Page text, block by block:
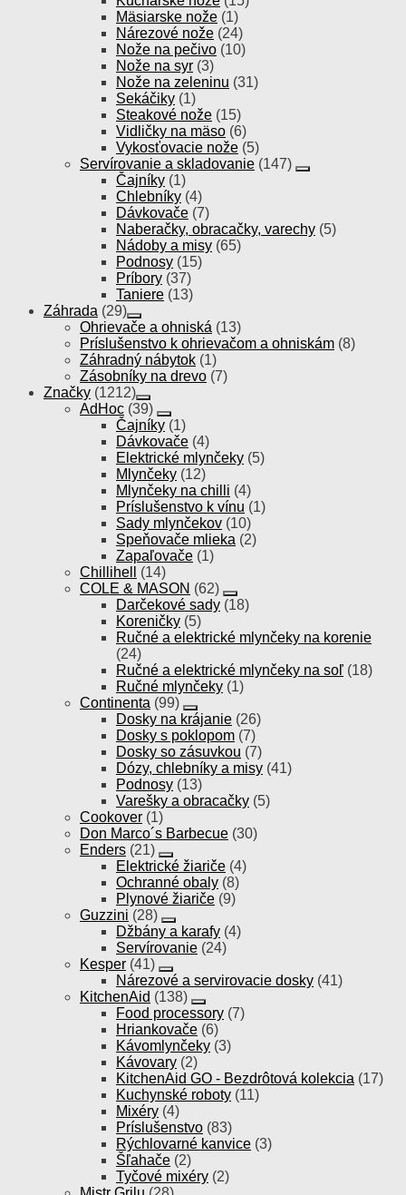
Mäsiarske nože (1)
Nárezové nože (24)
Nože na pečivo (10)
Nože na syr (3)
Nože na zeleninu (31)
Sekáčiky (1)
Steakové nože (15)
Vidličky na mäso (6)
Vykosťovacie nože (5)
Servírovanie a skladovanie (147)
Čajníky (1)
Chlebníky (4)
Dávkovače (7)
Naberačky, obracačky, varechy (5)
Nádoby a misy (65)
Podnosy (15)
Príbory (37)
Taniere (13)
Záhrada (29)
Ohrievače a ohniská (13)
Príslušenstvo k ohrievačom a ohniskám (8)
Záhradný nábytok (1)
Zásobníky na drevo (7)
Značky (1212)
AdHoc (39)
Čajníky (1)
Dávkovače (4)
Elektrické mlynčeky (5)
Mlynčeky (12)
Mlynčeky na chilli (4)
Príslušenstvo k vínu (1)
Sady mlynčekov (10)
Speňovače mlieka (2)
Zapaľovače (1)
Chillihell
(14)
COLE & MASON (62)
Darčekové sady (18)
Koreničky (5)
Ručné a elektrické mlynčeky na korenie
(24)
Ručné a elektrické mlynčeky na soľ (18)
Ručné mlynčeky (1)
Continenta (99)
Dosky na krájanie (26)
Dosky s poklopom (7)
Dosky so zásuvkou (7)
Dózy, chlebníky a misy (41)
Podnosy (13)
Varešky a obracačky (5)
Cookover (1)
Don Marco´s Barbecue (30)
Enders (21)
Elektrické žiariče (4)
Ochranné obaly (8)
Plynové žiariče (9)
Guzzini (28)
Džbány a karafy (4)
Servírovanie (24)
Kesper (41)
Nárezové a servirovacie dosky (41)
KitchenAid (138)
Food processory (7)
Hriankovače (6)
Kávomlynčeky (3)
Kávovary (2)
KitchenAid GO - Bezdrôtová kolekcia (17)
Kuchynské roboty (11)
Mixéry (4)
Príslušenstvo (83)
Rýchlovarné kanvice (3)
Šľahače (2)
Tyčové mixéry (2)